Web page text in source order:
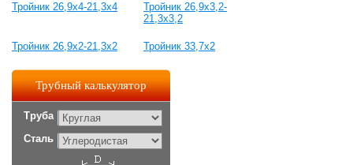
Тройник 26,9x4-21,3x4
Тройник 26,9x3,2-
21,3x3,2
Тройник 26,9x2-21,3x2 Тройник 33,7x2
Трубный калькулятор
Труба
Сталь